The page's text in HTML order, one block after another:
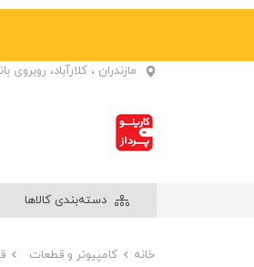
مازندران ، کلارآباد،
دسته‌بندی کالاها
خانه کامپیوتر و قطعات